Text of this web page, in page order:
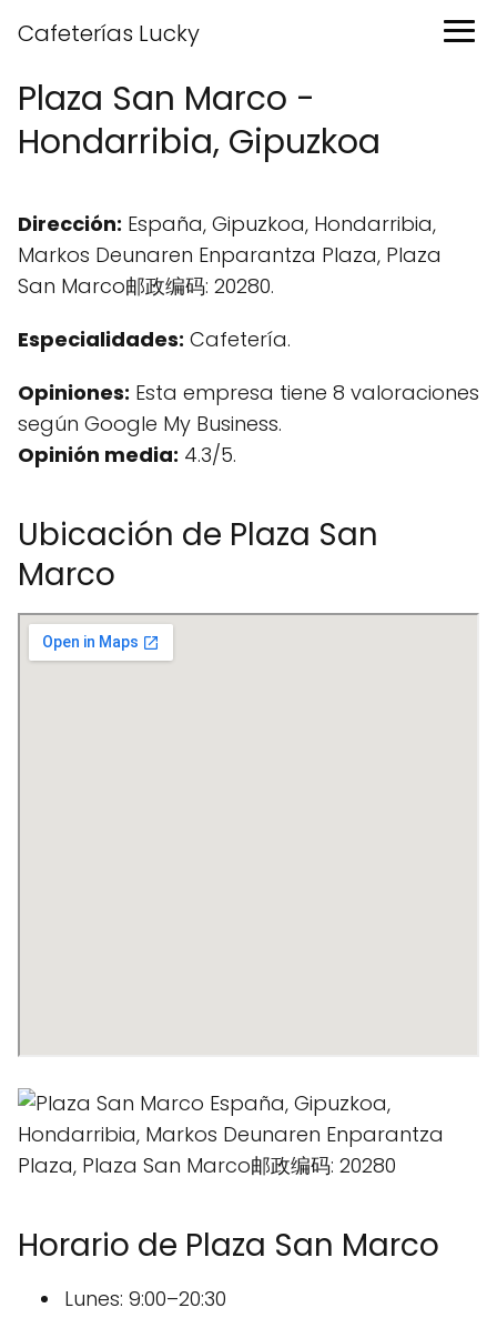
Cafeterías Lucky
Plaza San Marco -
Hondarribia, Gipuzkoa
Dirección: España, Gipuzkoa, Hondarribia,
Markos Deunaren Enparantza Plaza, Plaza
San Marco邮政编码: 20280.
Especialidades: Cafetería.
Opiniones: Esta empresa tiene 8 valoraciones
según Google My Business.
Opinión media: 4.3/5.
Ubicación de Plaza San
Marco
Horario de Plaza San Marco
Lunes: 9:00–20:30